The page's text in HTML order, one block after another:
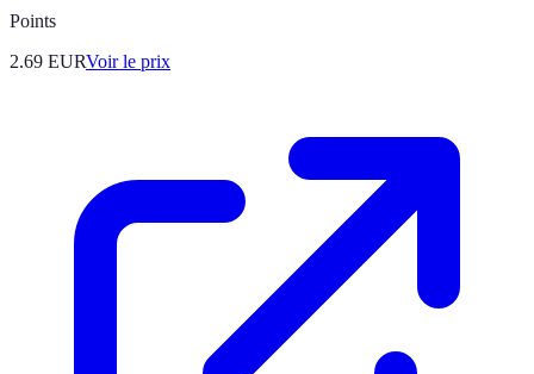
Points
2.69 EURVoir le prix